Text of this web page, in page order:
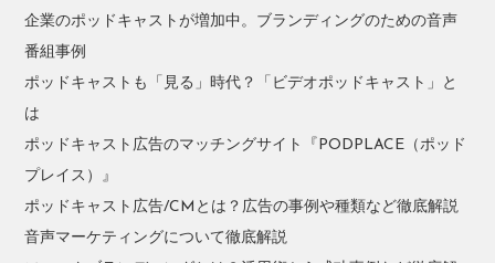
企業のポッドキャストが増加中。ブランディングのための音声
番組事例
ポッドキャストも「見る」時代？「ビデオポッドキャスト」と
は
ポッドキャスト広告のマッチングサイト『PODPLACE（ポッド
プレイス）』
ポッドキャスト広告/CMとは？広告の事例や種類など徹底解説
音声マーケティングについて徹底解説